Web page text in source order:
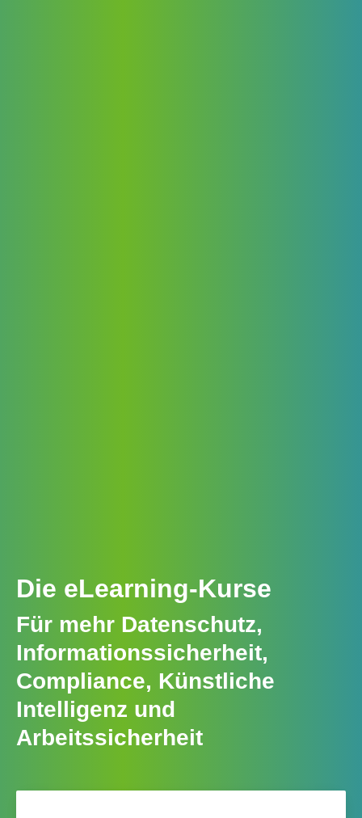
Die eLearning-Kurse
Für mehr Datenschutz,
Informationssicherheit,
Compliance, Künstliche
Intelligenz und
Arbeitssicherheit